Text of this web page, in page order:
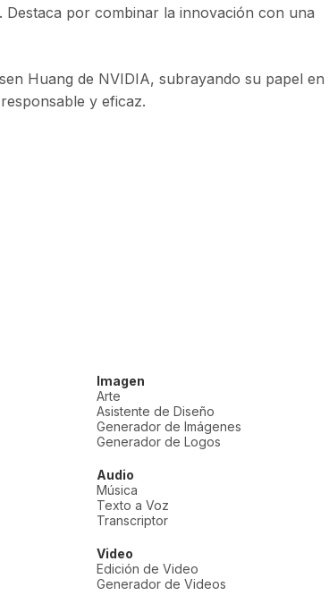
Destaca por combinar la innovación con una
Huang de NVIDIA, subrayando su papel en
y eficaz.
Imagen
Arte
Asistente de Diseño
Generador de Imágenes
Generador de Logos
Audio
Música
Texto a Voz
Transcriptor
Video
Edición de Video
Generador de Videos